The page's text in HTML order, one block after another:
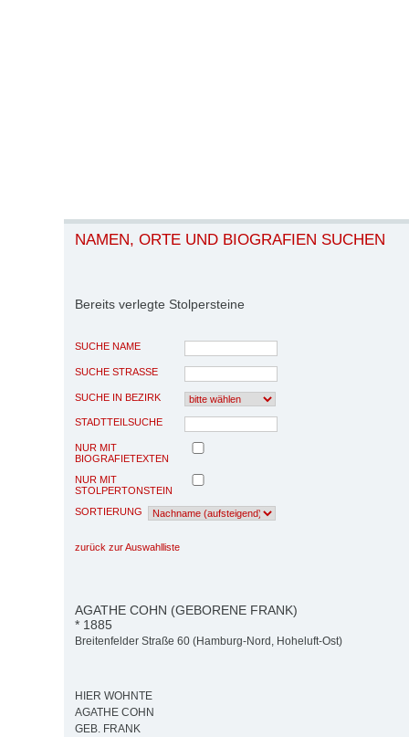
NAMEN, ORTE UND BIOGRAFIEN SUCHEN
Bereits verlegte Stolpersteine
SUCHE NAME
SUCHE STRASSE
SUCHE IN BEZIRK
STADTTEILSUCHE
NUR MIT
BIOGRAFIETEXTEN
NUR MIT
STOLPERTONSTEIN
SORTIERUNG
zurück zur Auswahlliste
AGATHE COHN (GEBORENE FRANK)
* 1885
Breitenfelder Straße 60 (Hamburg-Nord, Hoheluft-Ost)
HIER WOHNTE
AGATHE COHN
GEB. FRANK